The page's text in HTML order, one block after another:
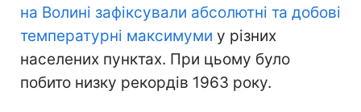
на Волині зафіксували абсолютні та добові
температурні максимуми у різних
населених пунктах. При цьому було
побито низку рекордів 1963 року.